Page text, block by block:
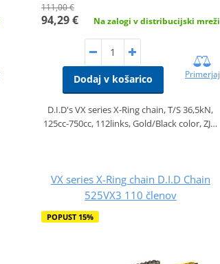
111,00 €
94,29 € Na zalogi v distribucijski mreži
Dodaj v košarico Primerjaj
D.I.D's VX series X-Ring chain, T/S 36,5kN,
125cc-750cc, 112links, Gold/Black color, ZJ…
VX series X-Ring chain D.I.D Chain
525VX3 110 členov
POPUST 15%